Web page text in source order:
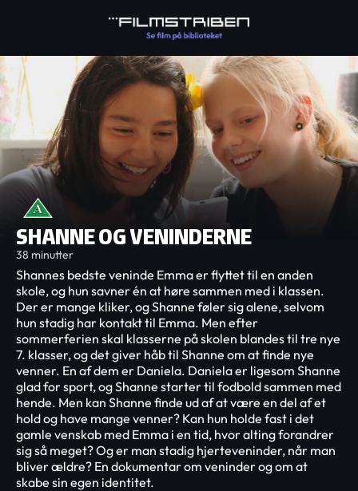
SHANNE OG VENINDERNE
38 minutter
Shannes bedste veninde Emma er flyttet til en anden
skole, og hun savner én at høre sammen med i klassen.
Der er mange kliker, og Shanne føler sig alene, selvom
hun stadig har kontakt til Emma. Men efter
sommerferien skal klasserne på skolen blandes til tre nye
7. klasser, og det giver håb til Shanne om at finde nye
venner. En af dem er Daniela. Daniela er ligesom Shanne
glad for sport, og Shanne starter til fodbold sammen med
hende. Men kan Shanne finde ud af at være en del af et
hold og have mange venner? Kan hun holde fast i det
gamle venskab med Emma i en tid, hvor alting forandrer
sig så meget? Og er man stadig hjerteveninder, når man
bliver ældre? En dokumentar om veninder og om at
skabe sin egen identitet.